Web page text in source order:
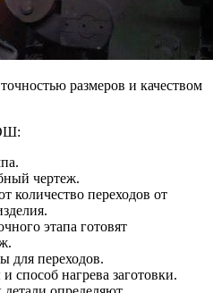
размеров и качеством
чертеж.
количество переходов от
этапа готовят
для переходов.
способ нагрева заготовки.